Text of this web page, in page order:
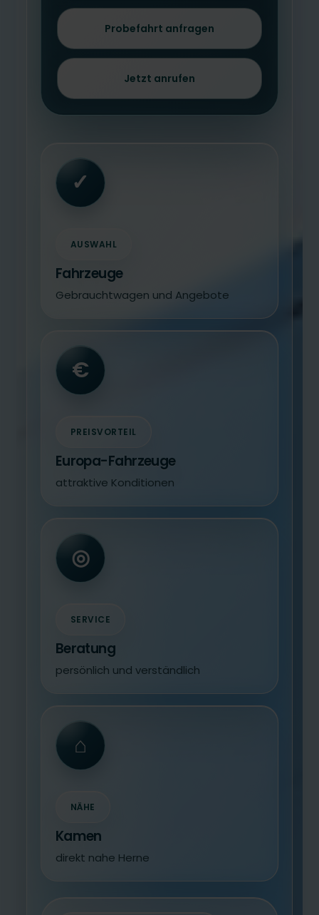
Probefahrt anfragen
Jetzt anrufen
✓
AUSWAHL
Fahrzeuge
Gebrauchtwagen und Angebote
€
PREISVORTEIL
Europa-Fahrzeuge
attraktive Konditionen
◎
SERVICE
Beratung
persönlich und verständlich
⌂
NÄHE
Kamen
direkt nahe Herne